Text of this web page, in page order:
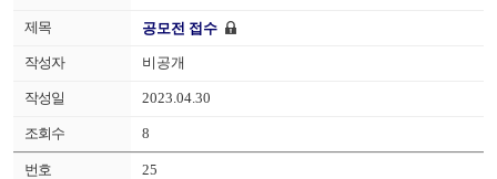
공모전 접수
비공개
2023.04.30
8
25